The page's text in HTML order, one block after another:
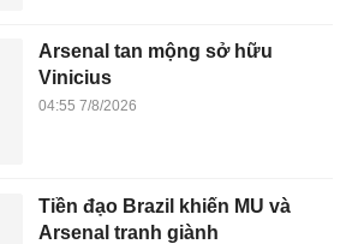
Arsenal tan mộng sở hữu
Vinicius
04:55 7/8/2026
Tiền đạo Brazil khiến MU và
Arsenal tranh giành